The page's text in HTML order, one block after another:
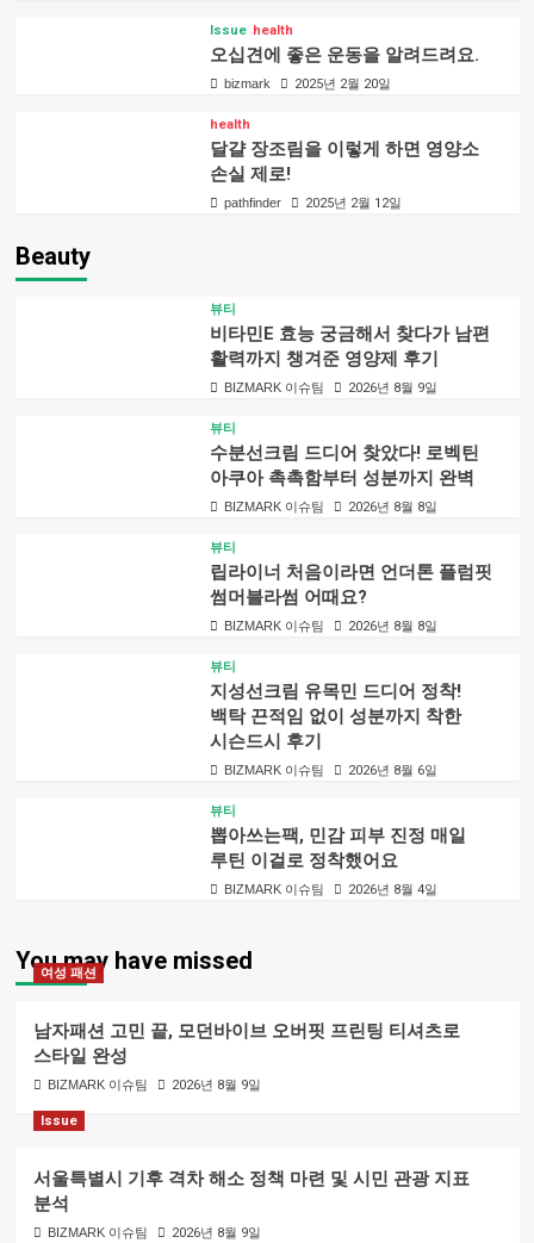
Issue health
오십견에 좋은 운동을 알려드려요.
bizmark 2025년 2월 20일
health
달걀 장조림을 이렇게 하면 영양소
손실 제로!
pathfinder 2025년 2월 12일
Beauty
뷰티
비타민E 효능 궁금해서 찾다가 남편
활력까지 챙겨준 영양제 후기
BIZMARK 이슈팀 2026년 8월 9일
뷰티
수분선크림 드디어 찾았다! 로벡틴
아쿠아 촉촉함부터 성분까지 완벽
BIZMARK 이슈팀 2026년 8월 8일
뷰티
립라이너 처음이라면 언더톤 플럼핏
썸머블라썸 어때요?
BIZMARK 이슈팀 2026년 8월 8일
뷰티
지성선크림 유목민 드디어 정착!
백탁 끈적임 없이 성분까지 착한
시슨드시 후기
BIZMARK 이슈팀 2026년 8월 6일
뷰티
뽑아쓰는팩, 민감 피부 진정 매일
루틴 이걸로 정착했어요
BIZMARK 이슈팀 2026년 8월 4일
You may have missed
여성 패션
남자패션 고민 끝, 모던바이브 오버핏 프린팅 티셔츠로
스타일 완성
BIZMARK 이슈팀 2026년 8월 9일
Issue
서울특별시 기후 격차 해소 정책 마련 및 시민 관광 지표
분석
BIZMARK 이슈팀 2026년 8월 9일